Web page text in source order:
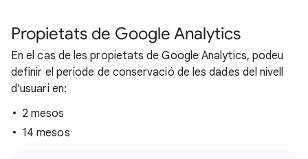
Propietats de Google Analytics
En el cas de les propietats de Google Analytics, podeu
definir el període de conservació de les dades del nivell
d'usuari en:
2 mesos
14 mesos